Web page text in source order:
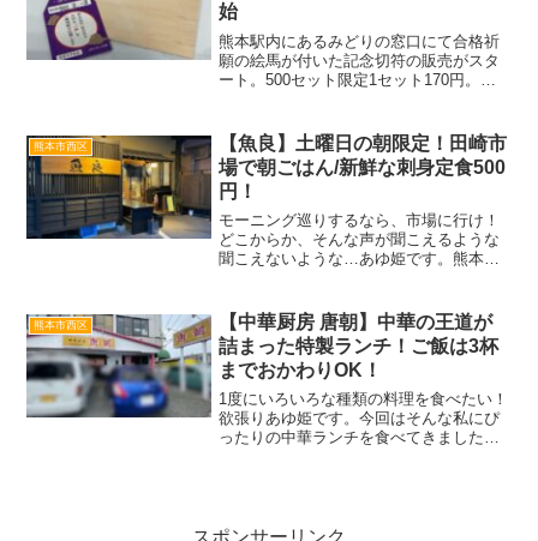
始
熊本駅内にあるみどりの窓口にて合格祈
願の絵馬が付いた記念切符の販売がスタ
ート。500セット限定1セット170円。球
つしか“勝利祈願”のスポットとして知られ
るようになりました。しかし豪雨災害で
被災しており、今年は熊本駅にて切符を
販売。
熊本市西区
【魚良】土曜日の朝限定！田崎市
場で朝ごはん/新鮮な刺身定食500
円！
モーニング巡りするなら、市場に行け！
どこからか、そんな声が聞こえるような
聞こえないような…あゆ姫です。熊本市
た。ある土曜日、まだあたりは薄暗い朝6
時。訪問したお店は、田...
熊本市西区
【中華厨房 唐朝】中華の王道が
詰まった特製ランチ！ご飯は3杯
までおかわりOK！
1度にいろいろな種類の料理を食べたい！
欲張りあゆ姫です。今回はそんな私にぴ
ったりの中華ランチを食べてきました。
スポンサーリンク